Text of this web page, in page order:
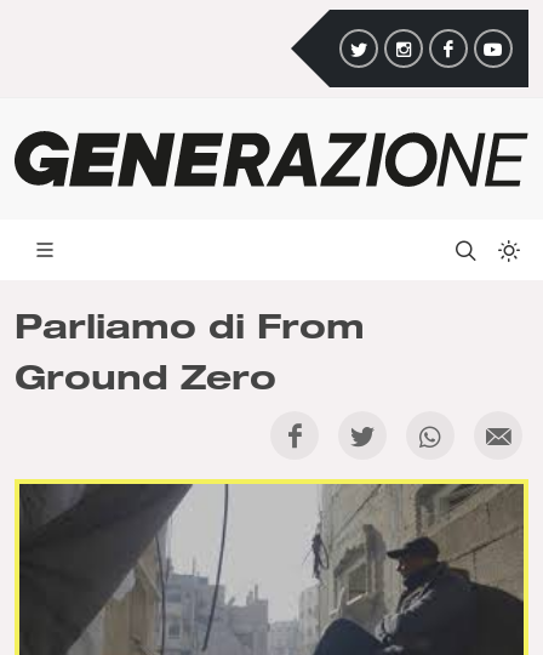
Parliamo di From
Ground Zero